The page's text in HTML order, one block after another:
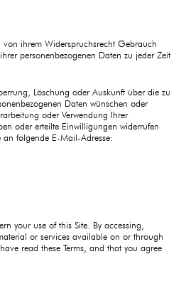
von ihrem Widerspruchsrecht Gebrauch
personenbezogenen Daten zu jeder Zeit
Löschung oder Auskunft über die zu
Daten wünschen oder
oder Verwendung Ihrer
oder erteilte Einwilligungen widerrufen
an folgende E-Mail-Adresse:
your use of this Site. By accessing,
or services available on or through
read these Terms, and that you agree